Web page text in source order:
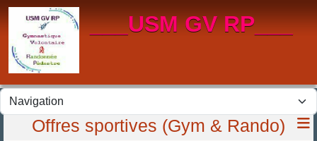
___USM GV RP___
Offres sportives (Gym & Rando)
Panneau de gestion des cookies